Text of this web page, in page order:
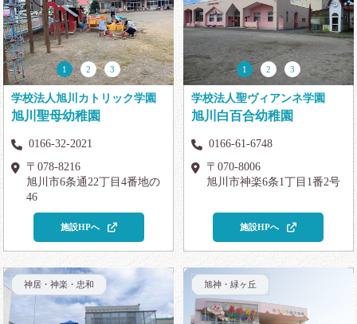
1 2 3
学校法人旭川カトリック学園
旭川聖母幼稚園
0166-32-2021
〒078-8216
旭川市6条通22丁目4番地の
46
施設HPへ
1 2 3
学校法人聖ヴィアンネ学園
旭川白百合幼稚園
0166-61-6748
〒070-8006
旭川市神楽6条1丁目1番2号
施設HPへ
神居・神楽・忠和 旭神・緑ヶ丘